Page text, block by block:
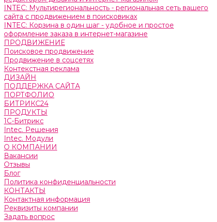
INTEC: Мультирегиональность - региональная сеть вашего
сайта с продвижением в поисковиках
INTEC: Корзина в один шаг - удобное и простое
оформление заказа в интернет-магазине
ПРОДВИЖЕНИЕ
Поисковое продвижение
Продвижение в соцсетях
Контекстная реклама
ДИЗАЙН
ПОДДЕРЖКА САЙТА
ПОРТФОЛИО
БИТРИКС24
ПРОДУКТЫ
1С-Битрикс
Intec. Решения
Intec. Модули
О КОМПАНИИ
Вакансии
Отзывы
Блог
Политика конфиденциальности
КОНТАКТЫ
Контактная информация
Реквизиты компании
Задать вопрос